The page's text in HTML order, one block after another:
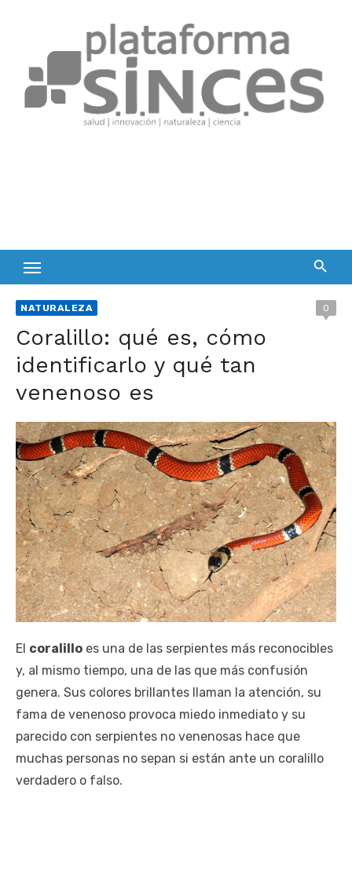
content
NATURALEZA 0
Coralillo: qué es, cómo
identificarlo y qué tan
venenoso es
El coralillo es una de las serpientes más reconocibles
y, al mismo tiempo, una de las que más confusión
genera. Sus colores brillantes llaman la atención, su
fama de venenoso provoca miedo inmediato y su
parecido con serpientes no venenosas hace que
muchas personas no sepan si están ante un coralillo
verdadero o falso.